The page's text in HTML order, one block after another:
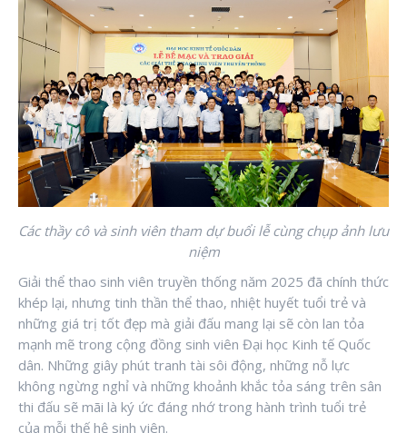
Các thầy cô và sinh viên tham dự buổi lễ cùng chụp ảnh lưu
niệm
Giải thể thao sinh viên truyền thống năm 2025 đã chính thức
khép lại, nhưng tinh thần thể thao, nhiệt huyết tuổi trẻ và
những giá trị tốt đẹp mà giải đấu mang lại sẽ còn lan tỏa
mạnh mẽ trong cộng đồng sinh viên Đại học Kinh tế Quốc
dân. Những giây phút tranh tài sôi động, những nỗ lực
không ngừng nghỉ và những khoảnh khắc tỏa sáng trên sân
thi đấu sẽ mãi là ký ức đáng nhớ trong hành trình tuổi trẻ
của mỗi thế hệ sinh viên.